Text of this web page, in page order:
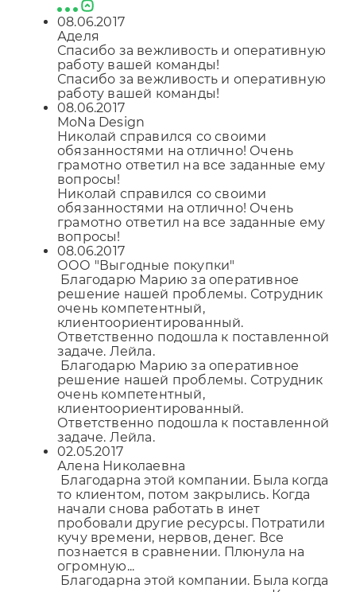
08.06.2017
Аделя
Спасибо за вежливость и оперативную
работу вашей команды!
Спасибо за вежливость и оперативную
работу вашей команды!
08.06.2017
MoNa Design
Николай справился со своими
обязанностями на отлично! Очень
грамотно ответил на все заданные ему
вопросы!
Николай справился со своими
обязанностями на отлично! Очень
грамотно ответил на все заданные ему
вопросы!
08.06.2017
ООО "Выгодные покупки"
Благодарю Марию за оперативное
решение нашей проблемы. Сотрудник
очень компетентный,
клиентоориентированный.
Ответственно подошла к поставленной
задаче. Лейла.
Благодарю Марию за оперативное
решение нашей проблемы. Сотрудник
очень компетентный,
клиентоориентированный.
Ответственно подошла к поставленной
задаче. Лейла.
02.05.2017
Алена Николаевна
Благодарна этой компании. Была когда
то клиентом, потом закрылись. Когда
начали снова работать в инет
пробовали другие ресурсы. Потратили
кучу времени, нервов, денег. Все
познается в сравнении. Плюнула на
огромную...
Благодарна этой компании. Была когда